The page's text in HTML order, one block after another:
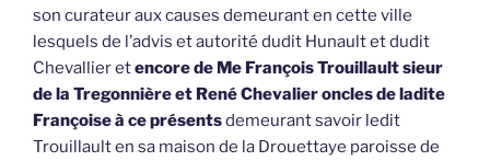
son curateur aux causes demeurant en cette ville
lesquels de l’advis et autorité dudit Hunault et dudit
Chevallier etencore de Me François Trouillault sieur
de la Tregonnière et René Chevalier oncles de ladite
Françoise à ce présentsdemeurant savoir ledit
Trouillault en sa maison de la Drouettaye paroisse de